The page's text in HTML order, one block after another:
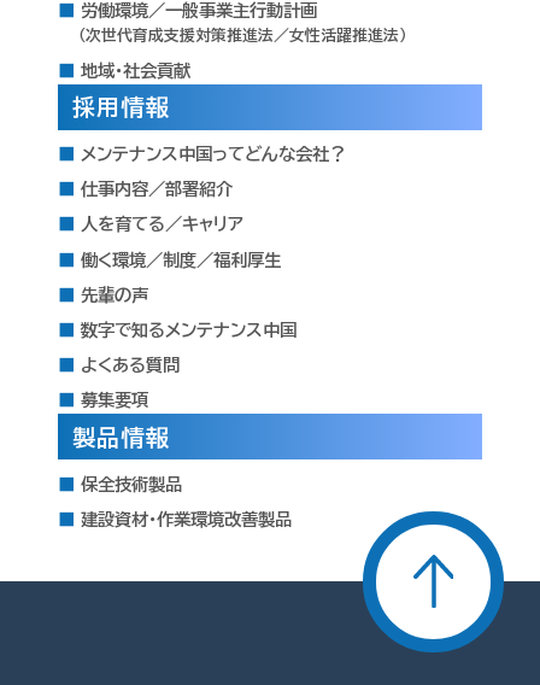
労働環境／一般事業主行動計画
（次世代育成支援対策推進法／女性活躍推進法）
地域・社会貢献
採用情報
メンテナンス中国ってどんな会社？
仕事内容／部署紹介
人を育てる／キャリア
働く環境／制度／福利厚生
先輩の声
数字で知るメンテナンス中国
よくある質問
募集要項
製品情報
保全技術製品
建設資材・作業環境改善製品